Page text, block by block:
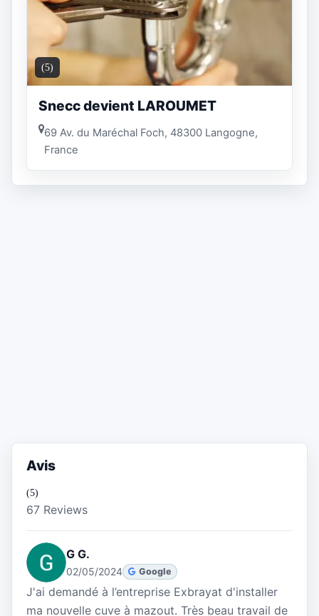
(5)
Snecc devient LAROUMET
69 Av. du Maréchal Foch, 48300 Langogne,
France
Avis
(5)
67 Reviews
G G.
02/05/2024 Google
J'ai demandé à l’entreprise Exbrayat d'installer
ma nouvelle cuve à mazout. Très beau travail de